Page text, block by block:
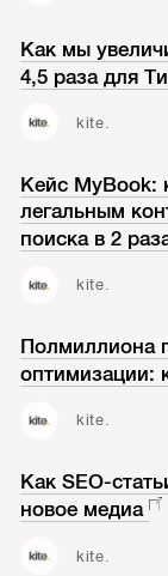
Как мы
4,5 раза для
kite.
Кейс MyBook:
легальным
поиска в 2
kite.
Полмиллиона
оптимизации:
kite.
Как SEO-
новое медиа
kite.